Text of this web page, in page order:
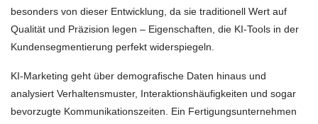
besonders von dieser Entwicklung, da sie traditionell Wert auf
Qualität und Präzision legen – Eigenschaften, die KI-Tools in der
Kundensegmentierung perfekt widerspiegeln.
KI-Marketing geht über demografische Daten hinaus und
analysiert Verhaltensmuster, Interaktionshäufigkeiten und sogar
bevorzugte Kommunikationszeiten. Ein Fertigungsunternehmen